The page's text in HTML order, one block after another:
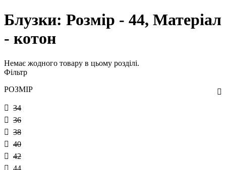
Блузки: Розмір - 44, Матеріал
- котон
Немає жодного товару в цьому розділі.
Фільтр
РОЗМІР
34
36
38
40
42
44